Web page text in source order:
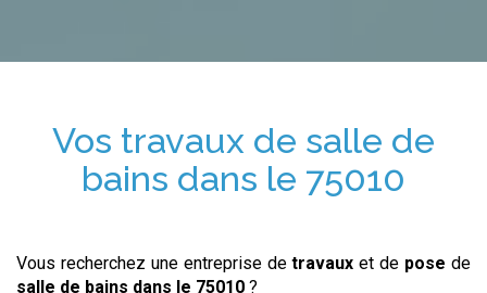
Vos travaux de salle de
bains dans le 75010
Vous recherchez une entreprise detravaux et de pose de
salle de bains dans le 75010 ?